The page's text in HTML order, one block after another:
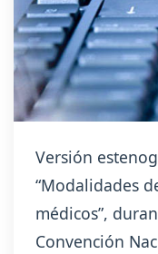
Versión
“Modalidades
médicos”,
Convención